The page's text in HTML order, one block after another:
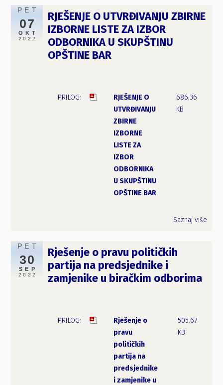
PET
07
OKT
2022
RJEŠENJE O UTVRĐIVANJU ZBIRNE
IZBORNE LISTE ZA IZBOR
ODBORNIKA U SKUPŠTINU
OPŠTINE BAR
RJEŠENJE O
UTVRĐIVANJU
ZBIRNE
IZBORNE
LISTE ZA
IZBOR
ODBORNIKA
U SKUPŠTINU
OPŠTINE BAR
686.36
KB
Saznaj više
PET
30
SEP
2022
Rješenje o pravu političkih
partija na predsjednike i
zamjenike u biračkim odborima
Rješenje o
pravu
političkih
partija na
predsjednike
i zamjenike u
505.67
KB